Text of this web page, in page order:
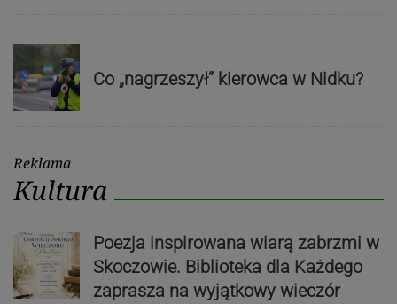
Co „nagrzeszył” kierowca w Nidku?
Reklama
Kultura
Poezja inspirowana wiarą zabrzmi w
Skoczowie. Biblioteka dla Każdego
zaprasza na wyjątkowy wieczór